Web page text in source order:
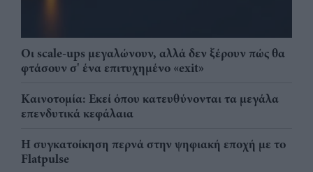
Οι scale-ups μεγαλώνουν, αλλά δεν ξέρουν πώς θα
φτάσουν σ' ένα επιτυχημένο «exit»
Καινοτομία: Εκεί όπου κατευθύνονται τα μεγάλα
επενδυτικά κεφάλαια
Η συγκατοίκηση περνά στην ψηφιακή εποχή με το
Flatpulse